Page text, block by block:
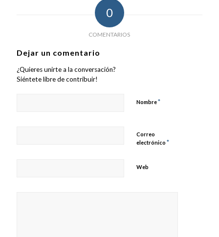
0
COMENTARIOS
Dejar un comentario
¿Quieres unirte a la conversación?
Siéntete libre de contribuir!
Nombre*
Correo
electrónico *
Web